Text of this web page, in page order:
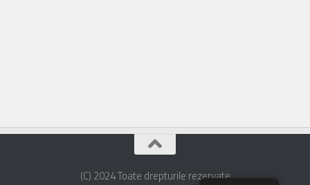
(C) 2024 Toate drepturile rezervate